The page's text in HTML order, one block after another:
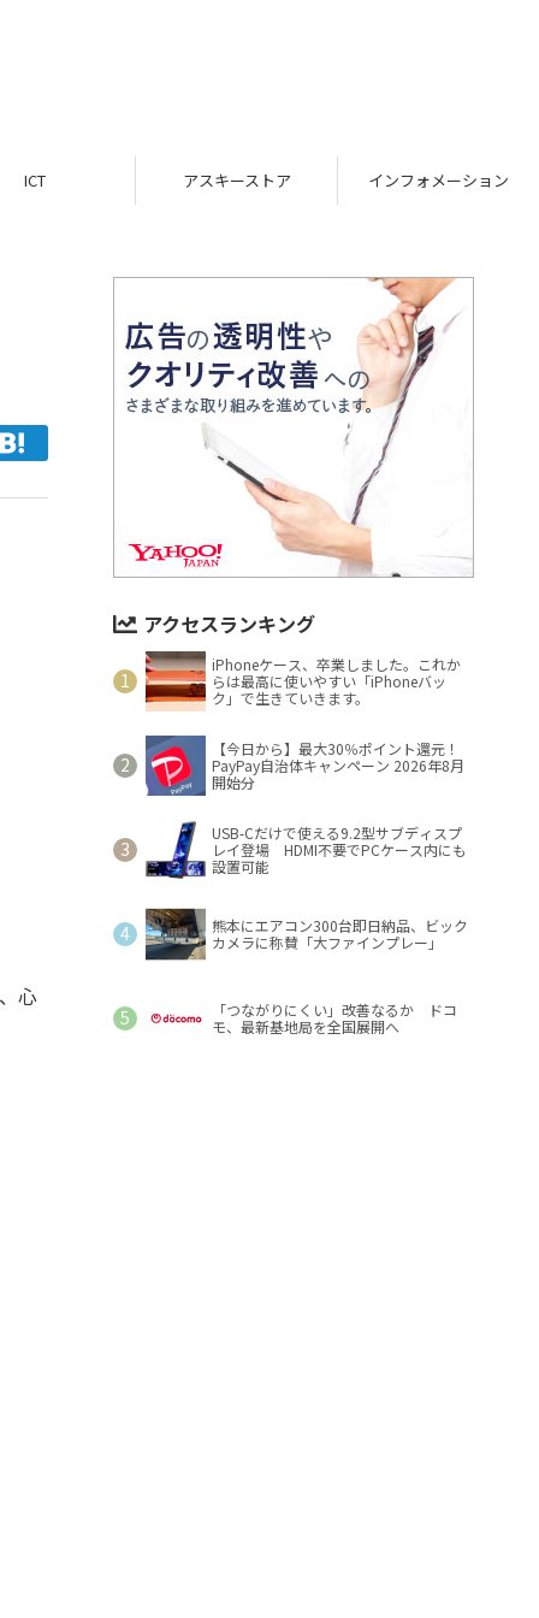
ICT アスキーストア インフォメーション
心
アクセスランキング
iPhoneケース、卒業しました。これか
らは最高に使いやすい「iPhoneバッ
ク」で生きていきます。
【今日から】最大30％ポイント還元！
PayPay自治体キャンペーン 2026年8月
開始分
USB-Cだけで使える9.2型サブディスプ
レイ登場 HDMI不要でPCケース内にも
設置可能
熊本にエアコン300台即日納品、ビック
カメラに称賛「大ファインプレー」
「つながりにくい」改善なるか ドコ
モ、最新基地局を全国展開へ